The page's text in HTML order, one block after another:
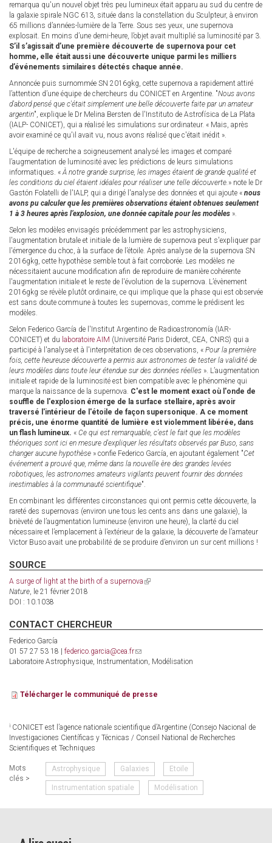
remarqua qu'un nouvel objet très peu lumineux était apparu au sud du centre de
la galaxie spirale NGC 613, située dans la constellation du Sculpteur, à environ
65 millions d’années-lumière de la Terre. Sous ses yeux, une supernova
explosait. En moins d’une demi-heure, l’objet avait multiplié sa luminosité par 3.
S’il s’agissait d’une première découverte de supernova pour cet
homme, elle était aussi une découverte unique parmi les milliers
d’événements similaires détectés chaque année.
Annoncée puis surnommée SN 2016gkg, cette supernova a rapidement attiré
l’attention d’une équipe de chercheurs du CONICET en Argentine. "Nous avons
d'abord pensé que c'était simplement une belle découverte faite par un amateur
argentin", explique le Dr Melina Bersten de l'Instituto de Astrofísica de La Plata
(IALP- CONICET), qui a réalisé les simulations sur ordinateur. « Mais, après
avoir examiné ce qu'il avait vu, nous avons réalisé que c'était inédit ».
L'équipe de recherche a soigneusement analysé les images et comparé
l’augmentation de luminosité avec les prédictions de leurs simulations
informatiques. «À notre grande surprise, les images étaient de grande qualité et
les conditions du ciel étaient idéales pour réaliser une telle découverte. » note le Dr
Gastón Folatelli de l'IALP, qui a dirigé l'analyse des données et qui ajoute « nous
avons pu calculer que les premières observations étaient obtenues seulement
1 à 3 heures après l’explosion, une donnée capitale pour les modèles ».
Selon les modèles envisagés précédemment par les astrophysiciens,
l'augmentation brutale et initiale de la lumière de supernova peut s'expliquer par
l'émergence du choc, à la surface de l’étoile. Après analyse de la supernova SN
2016gkg, cette hypothèse semble tout à fait corroborée. Les modèles ne
nécessitaient aucune modification afin de reproduire de manière cohérente
l'augmentation initiale et le reste de l'évolution de la supernova. L’évènement
2016gkg se révèle plutôt ordinaire, ce qui implique que la phase qui est observée
est sans doute commune à toutes les supernovas, comme le prédisent les
modèles.
Selon Federico García de l'Institut Argentino de Radioastronomía (IAR-
CONICET) et du laboratoire AIM (Université Paris Diderot, CEA, CNRS) qui a
participé à l'analyse et à l'interprétation de ces observations, « Pour la première
fois, cette heureuse découverte a permis aux astronomes de tester la validité de
leurs modèles dans toute leur étendue sur des données réelles ». L’augmentation
initiale et rapide de la luminosité est bien compatible avec le phénomène qui
marque la naissance de la supernova. C'est le moment exact où l'onde de
souffle de l'explosion émerge de la surface stellaire, après avoir
traversé l'intérieur de l'étoile de façon supersonique. A ce moment
précis, une énorme quantité de lumière est violemment libérée, dans
un flash lumineux. « Ce qui est remarquable, c’est le fait que les modèles
théoriques sont ici en mesure d'expliquer les résultats observés par Buso, sans
changer aucune hypothèse » confie Federico García, en ajoutant également "Cet
événement a prouvé que, même dans la nouvelle ère des grandes levées
robotiques, les astronomes amateurs vigilants peuvent fournir des données
inestimables à la communauté scientifique".
En combinant les différentes circonstances qui ont permis cette découverte, la
rareté des supernovas (environ une tous les cents ans dans une galaxie), la
brièveté de l’augmentation lumineuse (environ une heure), la clarté du ciel
nécessaire et l’emplacement à l’extérieur de la galaxie, la découverte de l’amateur
Victor Buso avait une probabilité de se produire d’environ un sur cent millions !
SOURCE
A surge of light at the birth of a supernova (link
Nature, le 21 février 2018
DOI : 10.1038
CONTACT CHERCHEUR
Federico García
01 57 27 53 18 | federico.garcia@cea.fr(link
sends
Laboratoire Astrophysique, Instrumentation, Modélisation
Télécharger le communiqué de presse
i CONICET est l’agence nationale scientifique d’Argentine (Consejo Nacional de
Investigaciones Científicas y Técnicas / Conseil National de Recherches
Scientifiques et Techniques
Mots
clés >
Astrophysique Galaxies Etoile
Instrumentation spatiale Modélisation